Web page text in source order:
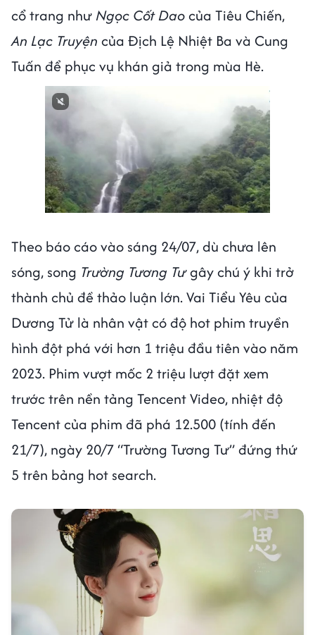
cổ trang như Ngọc Cốt Daocủa Tiêu Chiến,
An Lạc Truyện của Địch Lệ Nhiệt Ba và Cung
Tuấn để phục vụ khán giả trong mùa Hè.
Next video in 1 Cancel
Theo báo cáo vào sáng 24/07, dù chưa lên
sóng, song Trường Tương Tưgây chú ý khi trở
thành chủ đề thảo luận lớn. Vai Tiểu Yêu của
Dương Tử là nhân vật có độ hot phim truyền
hình đột phá với hơn 1 triệu đầu tiên vào năm
2023. Phim vượt mốc 2 triệu lượt đặt xem
trước trên nền tảng Tencent Video, nhiệt độ
Tencent của phim đã phá 12.500 (tính đến
21/7), ngày 20/7 “Trường Tương Tư” đứng thứ
5 trên bảng hot search.